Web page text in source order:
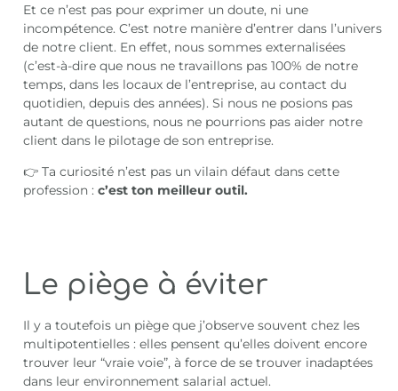
Et ce n’est pas pour exprimer un doute, ni une
incompétence. C’est notre manière d’entrer dans l’univers
de notre client. En effet, nous sommes externalisées
(c’est-à-dire que nous ne travaillons pas 100% de notre
temps, dans les locaux de l’entreprise, au contact du
quotidien, depuis des années). Si nous ne posions pas
autant de questions, nous ne pourrions pas aider notre
client dans le pilotage de son entreprise.
👉 Ta curiosité n’est pas un vilain défaut dans cette
profession :c’est ton meilleur outil.
Le piège à éviter
Il y a toutefois un piège que j’observe souvent chez les
multipotentielles : elles pensent qu’elles doivent encore
trouver leur “vraie voie”, à force de se trouver inadaptées
dans leur environnement salarial actuel.